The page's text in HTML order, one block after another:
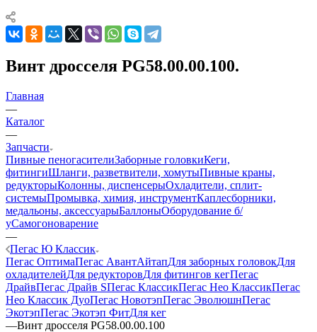
Винт дросселя PG58.00.00.100.
Главная
—
Каталог
—
Запчасти
Пивные пеногасителиЗаборные головкиКеги,
фитингиШланги, разветвители, хомутыПивные краны,
редукторыКолонны, диспенсерыОхладители, сплит-
системыПромывка, химия, инструментКаплесборники,
медальоны, аксессуарыБаллоныОборудование б/
уСамогоноварение
—
Пегас Ю Классик
Пегас ОптимаПегас АвантАйтапДля заборных головокДля
охладителейДля редукторовДля фитингов кегПегас
ДрайвПегас Драйв SПегас КлассикПегас Нео КлассикПегас
Нео Классик ДуоПегас НовотэпПегас ЭволюшнПегас
ЭкотэпПегас Экотэп ФитДля кег
—Винт дросселя PG58.00.00.100